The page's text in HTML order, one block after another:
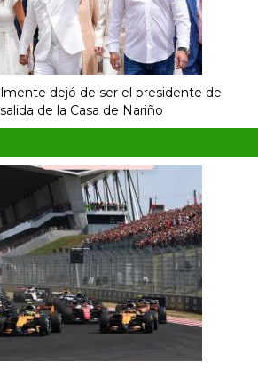
dejó de ser el presidente de
de la Casa de Nariño